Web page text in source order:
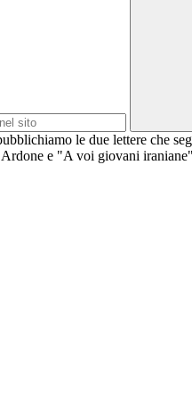
le due lettere che
e "A voi giovani